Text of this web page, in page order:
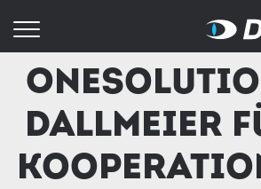
Dallmeier